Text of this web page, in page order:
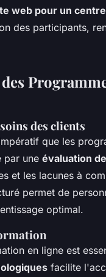
web pour un
des participants,
des clients
que les
par une évaluation
et les lacunes à
permet de
optimal.
en ligne est
facilite